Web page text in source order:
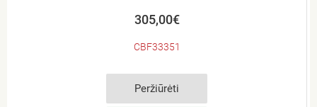
305,00€
CBF33351
Peržiūrėti